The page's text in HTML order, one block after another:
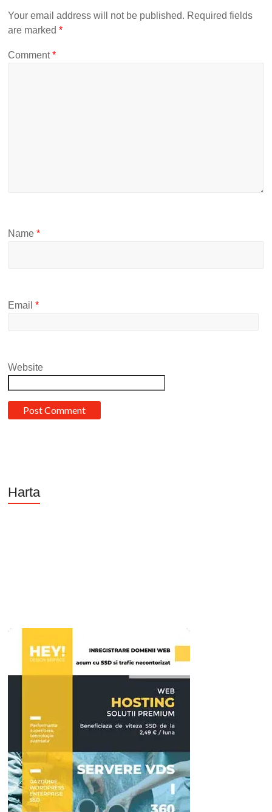
Your email address will not be published. Required fields
are marked*
Comment*
Name*
Email*
Website
Harta